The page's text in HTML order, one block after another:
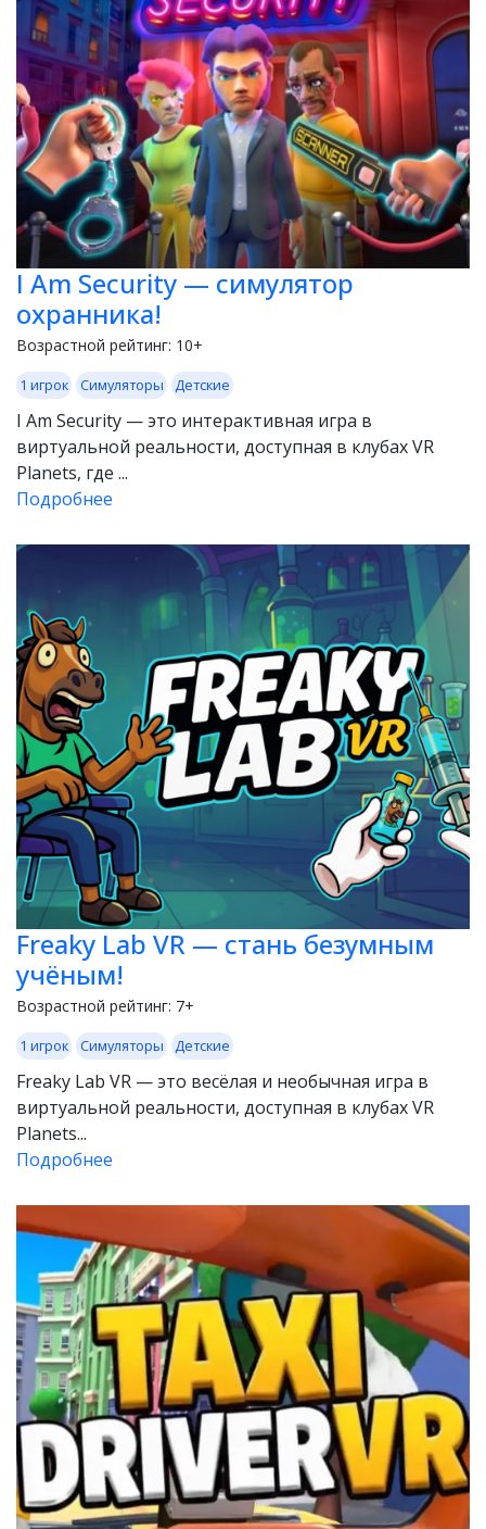
I Am Security — симулятор
охранника!
Возрастной рейтинг: 10+
1 игрок Симуляторы Детские
I Am Security — это интерактивная игра в
виртуальной реальности, доступная в клубах VR
Planets, где ...
Подробнее
Freaky Lab VR — стань безумным
учёным!
Возрастной рейтинг: 7+
1 игрок Симуляторы Детские
Freaky Lab VR — это весёлая и необычная игра в
виртуальной реальности, доступная в клубах VR
Planets...
Подробнее